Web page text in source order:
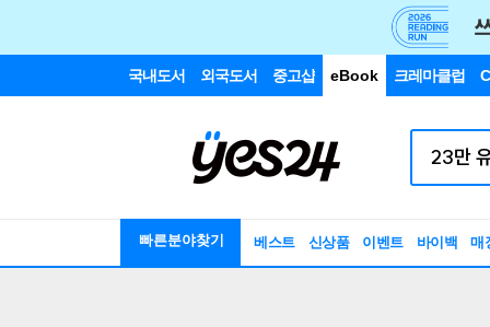
국내도서 외국도서 중고샵 eBook 크레마클럽
빠른분야찾기 베스트 신상품 이벤트 바이백 매